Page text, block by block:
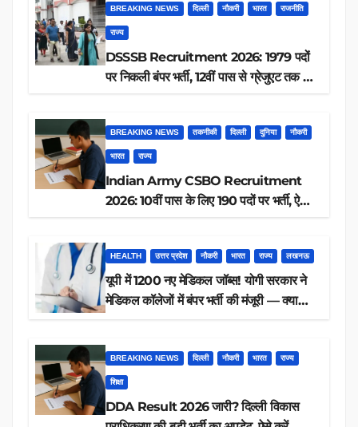
BREAKING NEWS दिल्ली नौकरी भारत राजनीति
राज्य
DSSSB Recruitment 2026: 1979 पदों
पर निकली बंपर भर्ती, 12वीं पास से ग्रेजुएट तक करें
BREAKING NEWS तकनीकी दिल्ली दुनिया नौकरी
भारत राज्य
Indian Army CSBO Recruitment
2026: 10वीं पास के लिए 190 पदों पर भर्ती, ऐसे
HEALTH उत्तर प्रदेश नौकरी भारत राज्य लखनऊ
यूपी में 1200 नए मेडिकल जॉब्स! योगी सरकार ने
मेडिकल कॉलेजों में बंपर भर्ती की मंजूरी — क्या
BREAKING NEWS दिल्ली नौकरी भारत राज्य
शिक्षा
DDA Result 2026 जारी? दिल्ली विकास